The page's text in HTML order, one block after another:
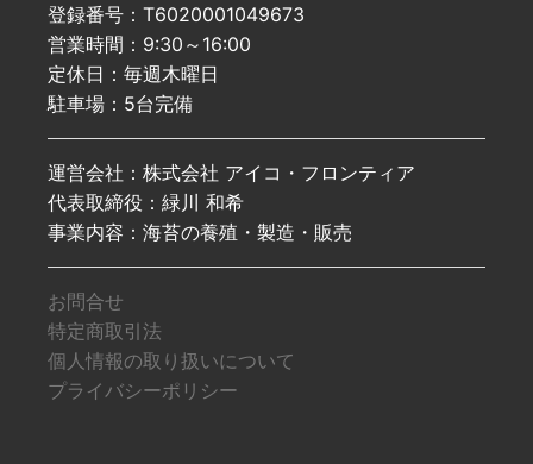
登録番号：T6020001049673
営業時間：9:30～16:00
定休日：毎週木曜日
駐車場：5台完備
運営会社：株式会社 アイコ・フロンティア
代表取締役：緑川 和希
事業内容：海苔の養殖・製造・販売
お問合せ
特定商取引法
個人情報の取り扱いについて
プライバシーポリシー